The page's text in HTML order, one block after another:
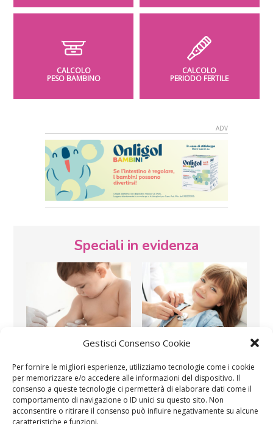
Gestisci Consenso Cookie
Per fornire le migliori esperienze, utilizziamo tecnologie come i cookie
per memorizzare e/o accedere alle informazioni del dispositivo. Il
consenso a queste tecnologie ci permetterà di elaborare dati come il
comportamento di navigazione o ID unici su questo sito. Non
acconsentire o ritirare il consenso può influire negativamente su alcune
caratteristiche e funzioni.
CALCOLO
PESO BAMBINO
CALCOLO
PERIODO FERTILE
Speciali in evidenza
Vaccini SOS Pediatra